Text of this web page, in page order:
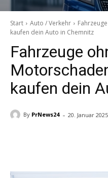
Start Auto / Verkehr
kaufen dein Auto in Chemnitz
Fahrzeuge
kaufen dein
By PrNews24 - 20. Januar 2025